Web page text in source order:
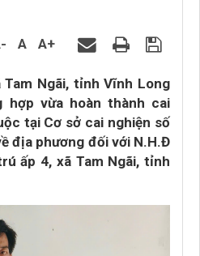
A A+
Tam Ngãi, tỉnh Vĩnh Long
hợp vừa hoàn thành cai
tại Cơ sở cai nghiện số
địa phương đối với N.H.Đ
ấp 4, xã Tam Ngãi, tỉnh